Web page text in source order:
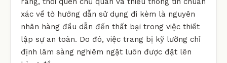
xác về tờ hướng dẫn sử dụng đi kèm là nguyên
nhân hàng đầu dẫn đến thất bại trong việc thiết
lập sự an toàn. Do đó, việc trang bị kỹ lưỡng chỉ
định lâm sàng nghiêm ngặt luôn được đặt lên